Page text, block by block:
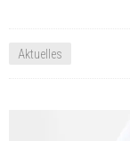
Aktuelles